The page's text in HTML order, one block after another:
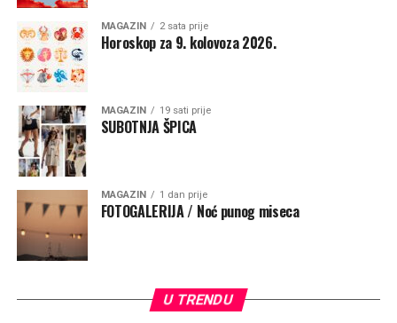
MAGAZIN 2 sata prije
Horoskop za 9. kolovoza 2026.
MAGAZIN 19 sati prije
SUBOTNJA ŠPICA
MAGAZIN 1 dan prije
FOTOGALERIJA / Noć punog miseca
U TRENDU